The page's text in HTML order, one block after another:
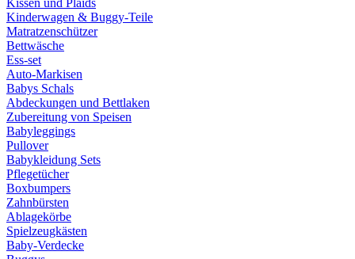
Kissen und Plaids
Kinderwagen & Buggy-Teile
Matratzenschützer
Bettwäsche
Ess-set
Auto-Markisen
Babys Schals
Abdeckungen und Bettlaken
Zubereitung von Speisen
Babyleggings
Pullover
Babykleidung Sets
Pflegetücher
Boxbumpers
Zahnbürsten
Ablagekörbe
Spielzeugkästen
Baby-Verdecke